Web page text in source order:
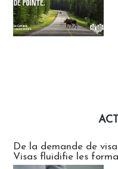
De la demande de
Visas fluidifie les